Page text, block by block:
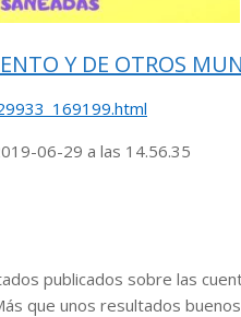
Y DE OTROS
publicados sobre las
que unos resultados